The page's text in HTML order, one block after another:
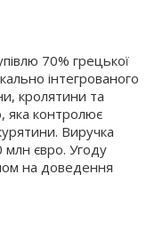
70% грецької
інтегрованого
кролятини та
яка контролює
Виручка
євро. Угоду
на доведення